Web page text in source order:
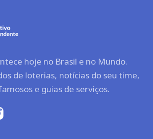
hoje no Brasil e no Mundo.
de loterias, notícias do seu time,
e guias de serviços.